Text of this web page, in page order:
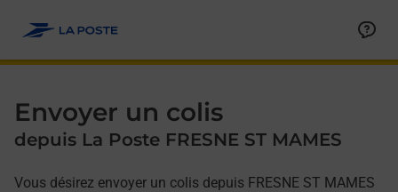
Envoyer un colis
depuis La Poste FRESNE ST MAMES
Vous désirez envoyer un colis depuis FRESNE ST MAMES